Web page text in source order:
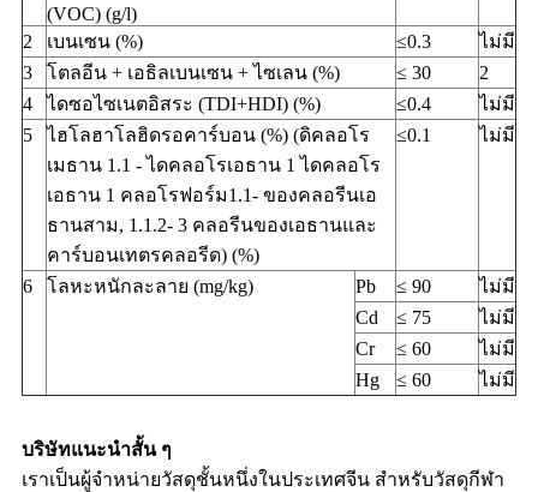
(VOC) (g/l)
2 เบนเซน (%) ≤0.3
ไม่มี
3
โตลอีน + เอธิลเบนเซน + ไซเลน (%) ≤ 30
2
4
ไดซอไซเนตอิสระ (TDI+HDI) (%) ≤0.4
ไม่มี
5
ไฮโลฮาโลฮิดรอคาร์บอน (%) (ดิคลอโร
เมธาน 1.1 - ไดคลอโรเอธาน 1 ไดคลอโร
เอธาน 1 คลอโรฟอร์ม1.1- ของคลอรีนเอ
ธานสาม, 1.1.2- 3 คลอรีนของเอธานและ
คาร์บอนเทตรคลอรีด) (%)
≤0.1 ไม่มี
6 โลหะหนักละลาย (mg/kg) Pb ≤ 90
ไม่มี
Cd
≤ 75
ไม่มี
Cr
≤ 60
ไม่มี
Hg
≤ 60 ไม่มี
บริษัทแนะนําสั้น ๆ
เราเป็นผู้จําหน่ายวัสดุชั้นหนึ่งในประเทศจีน สําหรับวัสดุกีฬา